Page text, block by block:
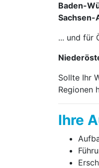
Baden-
Sachsen-
... und für
Sollte Ihr
Regionen
Ihre